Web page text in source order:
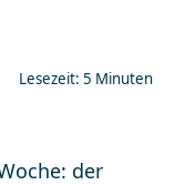
Lesezeit: 5 Minuten
der